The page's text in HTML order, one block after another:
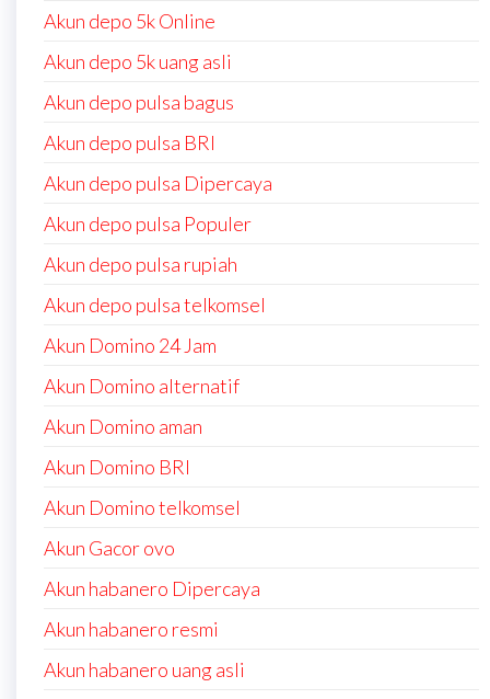
Akun depo 5k Online
Akun depo 5k uang asli
Akun depo pulsa bagus
Akun depo pulsa BRI
Akun depo pulsa Dipercaya
Akun depo pulsa Populer
Akun depo pulsa rupiah
Akun depo pulsa telkomsel
Akun Domino 24 Jam
Akun Domino alternatif
Akun Domino aman
Akun Domino BRI
Akun Domino telkomsel
Akun Gacor ovo
Akun habanero Dipercaya
Akun habanero resmi
Akun habanero uang asli